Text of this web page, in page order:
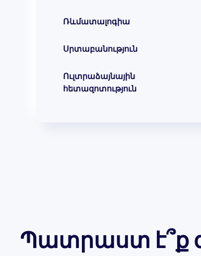
Ռևմատալոգիա
Սրտաբանություն
Ուլտրաձայնային
հետազոտություն
Պատրաստ է՞ք